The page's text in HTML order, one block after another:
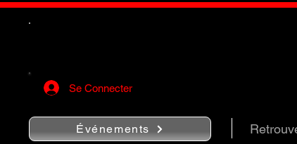
Se Connecter
Événements